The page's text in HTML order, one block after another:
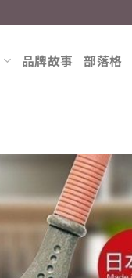
品牌故事 部落格